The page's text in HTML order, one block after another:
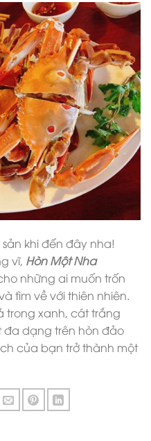
khi đến đây nha!
vĩ, Hòn Một Nha
những ai muốn trốn
tìm về với thiên nhiên.
trong xanh, cát trắng
dạng trên hòn đảo
của bạn trở thành một